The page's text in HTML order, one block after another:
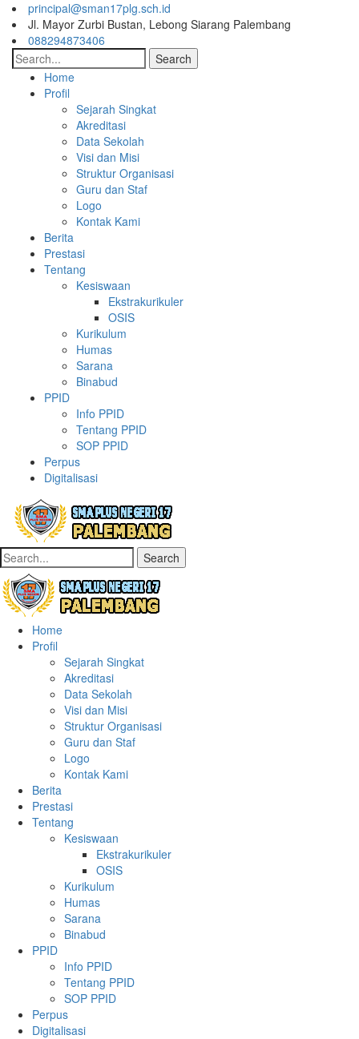
principal@sman17plg.sch.id
Jl. Mayor Zurbi Bustan, Lebong Siarang Palembang
088294873406
Search
Home
Profil
Sejarah Singkat
Akreditasi
Data Sekolah
Visi dan Misi
Struktur Organisasi
Guru dan Staf
Logo
Kontak Kami
Berita
Prestasi
Tentang
Kesiswaan
Ekstrakurikuler
OSIS
Kurikulum
Humas
Sarana
Binabud
PPID
Info PPID
Tentang PPID
SOP PPID
Perpus
Digitalisasi
Search
Home
Profil
Sejarah Singkat
Akreditasi
Data Sekolah
Visi dan Misi
Struktur Organisasi
Guru dan Staf
Logo
Kontak Kami
Berita
Prestasi
Tentang
Kesiswaan
Ekstrakurikuler
OSIS
Kurikulum
Humas
Sarana
Binabud
PPID
Info PPID
Tentang PPID
SOP PPID
Perpus
Digitalisasi